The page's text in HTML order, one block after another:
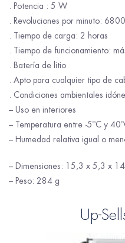
. Potencia : 5 W
. Revoluciones por minuto:
. Tiempo de carga: 2 horas
. Tiempo de funcionamiento:
. Batería de litio
. Apto para cualquier tipo de
. Condiciones ambientales
– Uso en interiores
– Temperatura entre -5ºC y
– Humedad relativa igual o
– Dimensiones: 15,3 x 5,3 x
– Peso: 284 g
Up-